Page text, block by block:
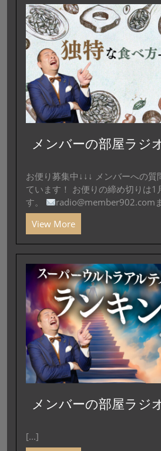
メンバーの部屋ラジ
お便り募集中↓↓↓ メンバーへの質
ています！ お便りの締め切りは1
す。
radio@member902.com
View More
メンバーの部屋ラジ
[...]